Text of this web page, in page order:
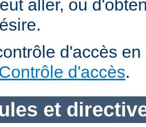
aller, ou
d'accès
d'accès.
et